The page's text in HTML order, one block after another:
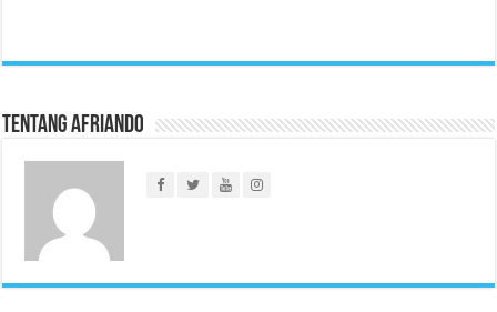
Tentang Afriando